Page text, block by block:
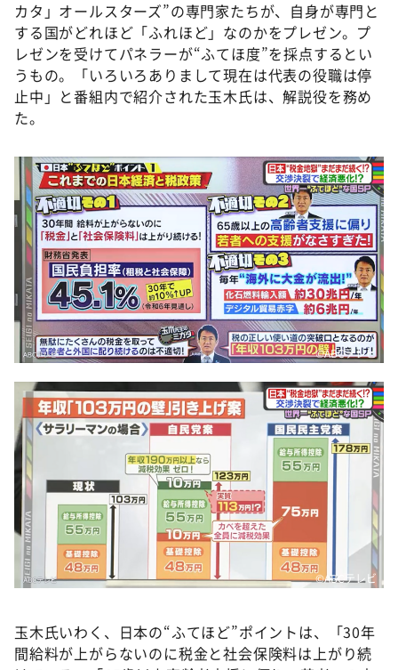
カタ」オールスターズ”の専門家たちが、自身が専門と
する国がどれほど「ふれほど」なのかをプレゼン。プ
レゼンを受けてパネラーが“ふてほ度”を採点するとい
うもの。「いろいろありまして現在は代表の役職は停
止中」と番組内で紹介された玉木氏は、解説役を務め
た。
©️ABCテレビ
©️ABCテレビ
玉木氏いわく、日本の“ふてほど”ポイントは、「30年
間給料が上がらないのに税金と社会保険料は上がり続